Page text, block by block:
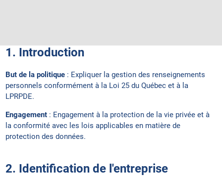
1. Introduction
But de la politique : Expliquer la gestion des renseignements
personnels conformément à la Loi 25 du Québec et à la
LPRPDE.
Engagement : Engagement à la protection de la vie privée et à
la conformité avec les lois applicables en matière de
protection des données.
2. Identification de l'entreprise